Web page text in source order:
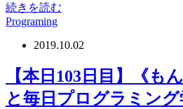
続きを読む
Programing
2019.10.02
【本日103日目】《も
と毎日プログラミン